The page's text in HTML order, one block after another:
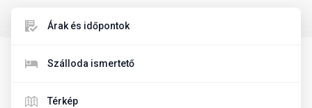
Árak és időpontok
Szálloda ismertető
Térkép